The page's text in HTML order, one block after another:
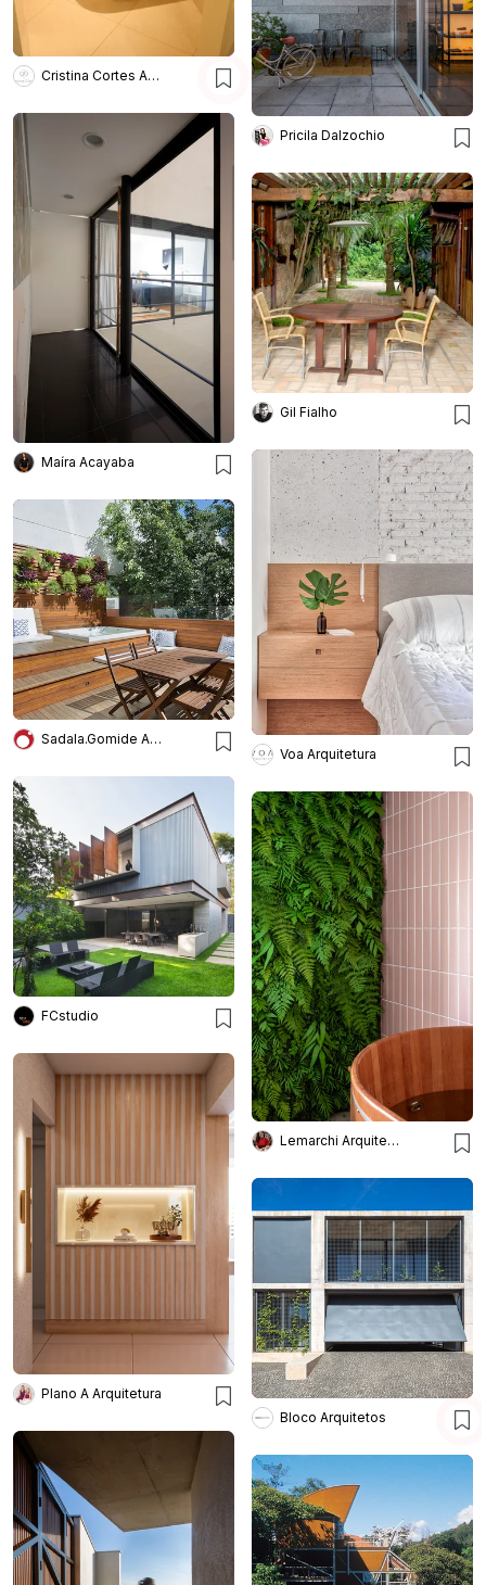
Cristina Cortes Arquitetura
Pricila Dalzochio
Maíra Acayaba
Gil Fialho
Voa Arquitetura
Sadala.Gomide Arquitetura
FCstudio
Lemarchi Arquitetura
Plano A Arquitetura
Bloco Arquitetos